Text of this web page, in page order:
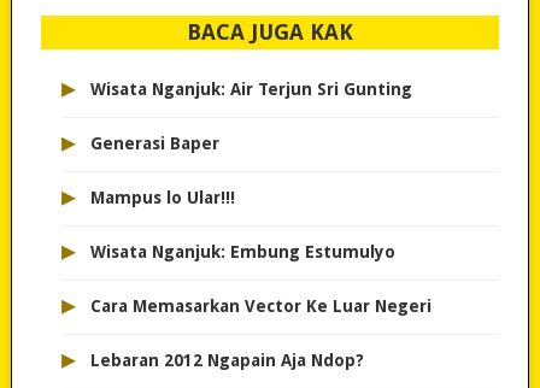
BACA JUGA KAK
▸ Wisata Nganjuk: Air Terjun Sri Gunting
▸ Generasi Baper
▸ Mampus lo Ular!!!
▸ Wisata Nganjuk: Embung Estumulyo
▸ Cara Memasarkan Vector Ke Luar Negeri
▸ Lebaran 2012 Ngapain Aja Ndop?